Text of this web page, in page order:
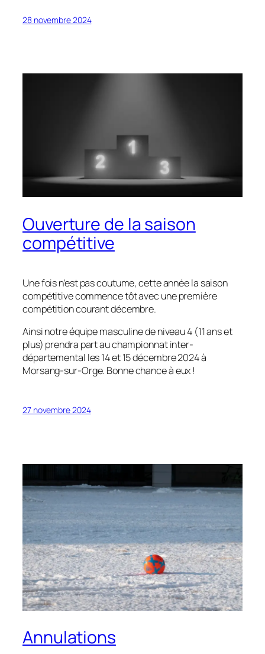
28 novembre 2024
Ouverture de la saison
compétitive
Une fois n’est pas coutume, cette année la saison
compétitive commence tôt avec une première
compétition courant décembre.
Ainsi notre équipe masculine de niveau 4 (11 ans et
plus) prendra part au championnat inter-
départemental les 14 et 15 décembre 2024 à
Morsang-sur-Orge. Bonne chance à eux !
27 novembre 2024
Annulations